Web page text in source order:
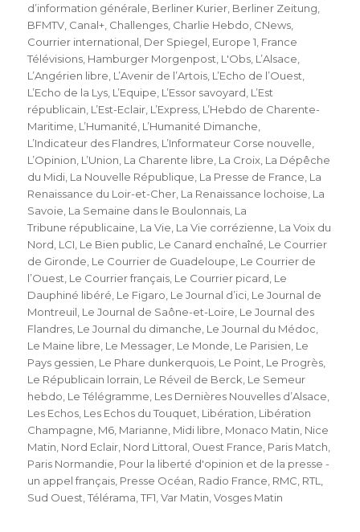
am
d’information générale, Berliner Kurier, Berliner Zeitung,
BFMTV, Canal+, Challenges, Charlie Hebdo, CNews,
Courrier international, Der Spiegel, Europe 1, France
Télévisions, Hamburger Morgenpost, L'Obs, L’Alsace,
L’Angérien libre, L’Avenir de l’Artois, L’Echo de l’Ouest,
L’Echo de la Lys, L’Equipe, L’Essor savoyard, L’Est
républicain, L’Est-Eclair, L’Express, L’Hebdo de Charente-
Maritime, L’Humanité, L’Humanité Dimanche,
L’Indicateur des Flandres, L’Informateur Corse nouvelle,
L’Opinion, L’Union, La Charente libre, La Croix, La Dépêche
du Midi, La Nouvelle République, La Presse de France, La
Renaissance du Loir-et-Cher, La Renaissance lochoise, La
Savoie, La Semaine dans le Boulonnais, La
Tribune républicaine, La Vie, La Vie corrézienne, La Voix du
Nord, LCI, Le Bien public, Le Canard enchaîné, Le Courrier
de Gironde, Le Courrier de Guadeloupe, Le Courrier de
l’Ouest, Le Courrier français, Le Courrier picard, Le
Dauphiné libéré, Le Figaro, Le Journal d’ici, Le Journal de
Montreuil, Le Journal de Saône-et-Loire, Le Journal des
Flandres, Le Journal du dimanche, Le Journal du Médoc,
Le Maine libre, Le Messager, Le Monde, Le Parisien, Le
Pays gessien, Le Phare dunkerquois, Le Point, Le Progrès,
Le Républicain lorrain, Le Réveil de Berck, Le Semeur
hebdo, Le Télégramme, Les Dernières Nouvelles d’Alsace,
Les Echos, Les Echos du Touquet, Libération, Libération
Champagne, M6, Marianne, Midi libre, Monaco Matin, Nice
Matin, Nord Eclair, Nord Littoral, Ouest France, Paris Match,
Paris Normandie, Pour la liberté d'opinion et de la presse -
un appel français, Presse Océan, Radio France, RMC, RTL,
Sud Ouest,Télérama,TF1,Var Matin,Vosges Matin